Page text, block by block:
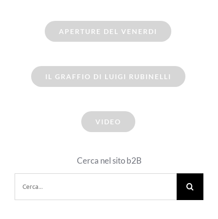
APERTURE DEL VENERDI
IL GRAFFIO DI LUIGI RUBINELLI
VIDEO
Cerca nel sito b2B
per: